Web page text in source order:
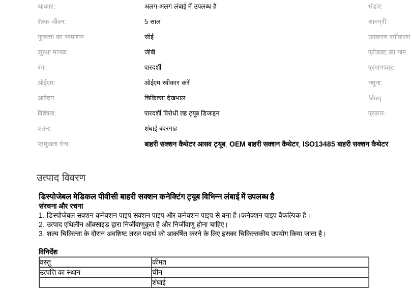
आकार:
अलग-अलग लंबाई में उपलब्ध है भंडार:
शेल्फ जीवन:
5 साल सामग्री:
गुनवत्ता का परमाणन:
सीई उपकरण वर्गीकरण:
सुरक्षा मानक:
जीबी प्रोडक्ट का नाम:
रंग:
पारदर्शी प्रमाणपत्र:
ओईएम:
ओईएम स्वीकार करें नमूना:
आवेदन:
चिकित्सा देखभाल Moq:
विशेषता:
पारदर्शी विरोधी तह ट्यूब डिजाइन प्रकार:
पत्तन:
शंघाई बंदरगाह
प्रमुखता देना:
बाहरी सक्शन कैथेटर आसव ट्यूब, OEM बाहरी सक्शन कैथेटर, ISO13485 बाहरी सक्शन कैथेटर
उत्पाद विवरण
डिस्पोजेबल मेडिकल पीवीसी बाहरी सक्शन कनेक्टिंग ट्यूब विभिन्न लंबाई में उपलब्ध है
संरचना और रचना
1. डिस्पोजेबल सक्शन कनेक्शन पाइप सक्शन पाइप और कनेक्शन पाइप से बना है।कनेक्शन पाइप वैकल्पिक है।
2. उत्पाद एथिलीन ऑक्साइड द्वारा निर्जीवाणुकृत है और निर्जीवाणु होना चाहिए।
3. शल्य चिकित्सा के दौरान अवशिष्ट तरल पदार्थ को आकर्षित करने के लिए इसका चिकित्सकीय उपयोग किया जाता है।
विनिर्देश
वस्तु
कीमत
उत्पत्ति का स्थान
चीन
शंघाई